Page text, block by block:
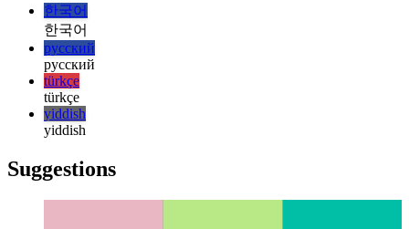
italiano
italiano
日本語
日本語
한국어
한국어
русский
русский
türkçe
yiddish